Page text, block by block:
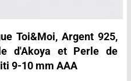
Toi&Moi, Argent 925,
d'Akoya et Perle de
9-10 mm AAA